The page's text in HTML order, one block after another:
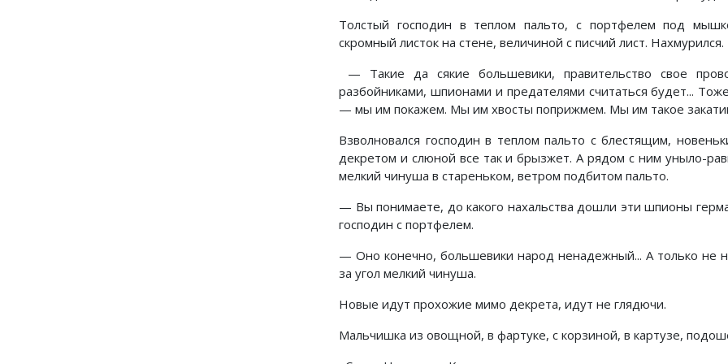
Толстый господин в теплом пальто, с портфелем под
скромный листок на стене, величиной с писчий лист.
— Такие да сякие большевики, правительство свое
разбойниками, шпионами и предателями считаться будет...
— мы им покажем. Мы им хвосты поприжмем. Мы им такое
Взволновался господин в теплом пальто с блестящим,
декретом и слюной все так и брызжет. А рядом с ним уныло-
мелкий чинуша в стареньком, ветром подбитом пальто.
— Вы понимаете, до какого нахальства дошли эти шпионы
господин с портфелем.
— Оно конечно, большевики народ ненадежный... А только не
за угол мелкий чинуша.
Новые идут прохожие мимо декрета, идут не глядючи.
Мальчишка из овощной, в фартуке, с корзиной, в картузе,